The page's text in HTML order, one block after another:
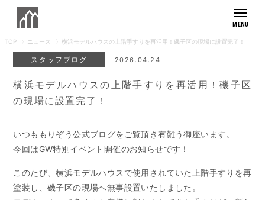
もりぞうの想い
モデルハウス
住まいの実例集
施工事例
お客様の暮らし
住まいへのこだわり
素材へのこだわり
アフターサポート
TOP ニュース 横浜モデルハウスの上階手すりを再活用！磯子区の現場に設置完了！
スタッフブログ 2026.04.24
横浜モデルハウスの上階手すりを再活用！磯子区
の現場に設置完了！
いつももりぞう公式ブログをご覧頂き有難う御座います。
今回はGW特別イベント開催のお知らせです！
このたび、横浜モデルハウスで使用されていた上階手すりを再
塗装し、磯子区の現場へ無事設置いたしました。